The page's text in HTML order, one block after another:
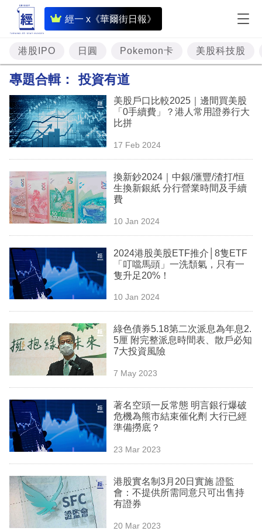
經一 x《華爾街日報》
即
時
財
經
題
投
資
樓
市
理
商
業
科
技
職
場
生
時
事
欄
訂
閱
港股IPO 日圓 Pokemon卡 美股科技股
專題合輯： 投資有道
美股戶口比較2025｜邊間買美股
「0手續費」？港人常用證券行大
比拼
17 Feb 2024
換新鈔2024｜中銀/滙豐/渣打/恒
生換新銀紙 分行營業時間及手續
費
10 Jan 2024
2024港股美股ETF推介│8隻ETF
「叮噹馬頭」一洗頹氣，只有一
隻升足20%！
10 Jan 2024
綠色債券5.18第二次派息為年息2.
5厘 附完整派息時間表、散戶必知
7大投資風險
7 May 2023
著名空頭一反常態 明言銀行爆破
危機為熊市結束催化劑 大行已經
準備撈底？
23 Mar 2023
港股實名制3月20日實施 證監
會：不提供所需同意只可出售持
有證券
20 Mar 2023